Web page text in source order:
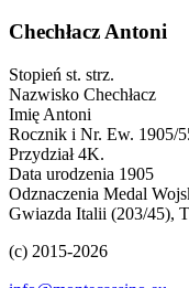
Chechłacz Antoni
Stopień st. strz.
Nazwisko Chechłacz
Imię Antoni
Rocznik i Nr. Ew. 1905/
Przydział 4K.
Data urodzenia 1905
Odznaczenia Medal
Gwiazda Italii (203/45),
(c) 2015-2026